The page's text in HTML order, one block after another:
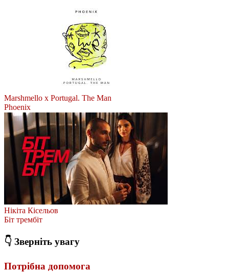
Marshmello x Portugal. The Man
Phoenix
Нікіта Кісельов
Біт трембіт
👇 Зверніть увагу
Потрібна допомога